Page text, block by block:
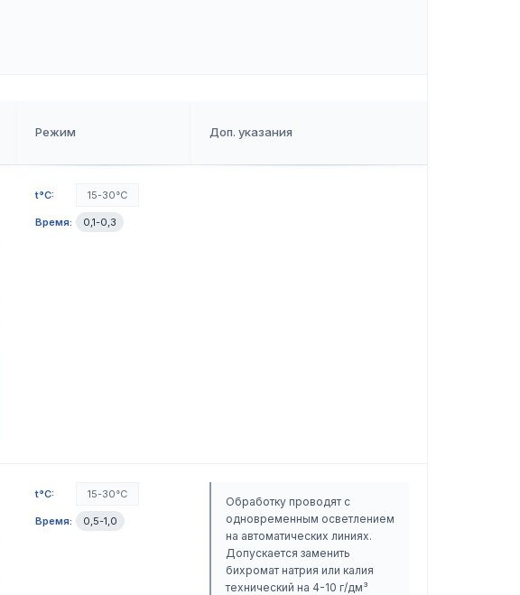
Режим Доп. указания
t°C: 15-30°C
Время: 0,1-0,3
t°C: 15-30°C
Время: 0,5-1,0
Обработку проводят с
одновременным осветлением
на автоматических линиях.
Допускается заменить
бихромат натрия или калия
технический на 4-10 г/дм³